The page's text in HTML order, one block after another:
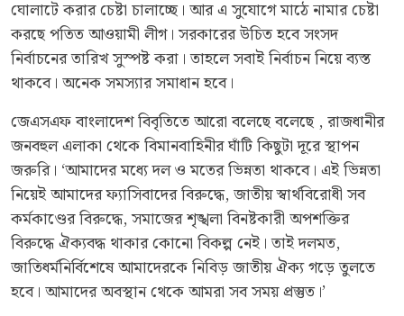
ঘোলাটে করার চেষ্টা চালাচ্ছে। আর এ সুযোগে মাঠে নামার চেষ্টা
করছে পতিত আওয়ামী লীগ। সরকারের উচিত হবে সংসদ
নির্বাচনের তারিখ সুস্পষ্ট করা। তাহলে সবাই নির্বাচন নিয়ে ব্যস্ত
থাকবে। অনেক সমস্যার সমাধান হবে।
জেএসএফ বাংলাদেশ বিবৃতিতে আরো বলেছে বলেছে , রাজধানীর
জনবহুল এলাকা থেকে বিমানবাহিনীর ঘাঁটি কিছুটা দূরে স্থাপন
জরুরি। ‘আমাদের মধ্যে দল ও মতের ভিন্নতা থাকবে। এই ভিন্নতা
নিয়েই আমাদের ফ্যাসিবাদের বিরুদ্ধে, জাতীয় স্বার্থবিরোধী সব
কর্মকাণ্ডের বিরুদ্ধে, সমাজের শৃঙ্খলা বিনষ্টকারী অপশক্তির
বিরুদ্ধে ঐক্যবদ্ধ থাকার কোনো বিকল্প নেই। তাই দলমত,
জাতিধর্মনির্বিশেষে আমাদেরকে নিবিড় জাতীয় ঐক্য গড়ে তুলতে
হবে। আমাদের অবস্থান থেকে আমরা সব সময় প্রস্তুত।’